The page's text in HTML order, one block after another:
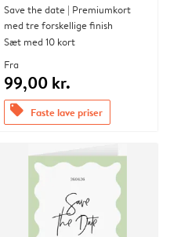
Save the date | Premiumkort
med tre forskellige finish
Sæt med 10 kort
Fra
99,00 kr.
offers Faste lave priser